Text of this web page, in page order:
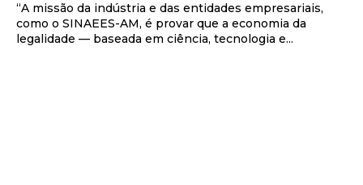
“A missão da indústria e das entidades empresariais,
como o SINAEES-AM, é provar que a economia da
legalidade — baseada em ciência, tecnologia e...